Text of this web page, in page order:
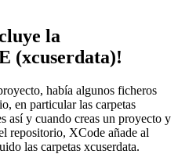
la
(xcuserdata)!
había algunos ficheros
en particular las carpetas
así y cuando creas un proyecto y
repositorio, XCode añade al
las carpetas xcuserdata.